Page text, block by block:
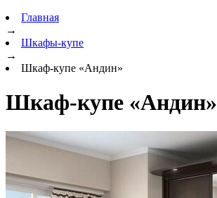
Главная
→
Шкафы-купе
→
Шкаф-купе «Андин»
Шкаф-купе «Андин»